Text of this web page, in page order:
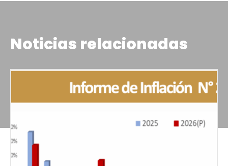
Noticias relacionadas